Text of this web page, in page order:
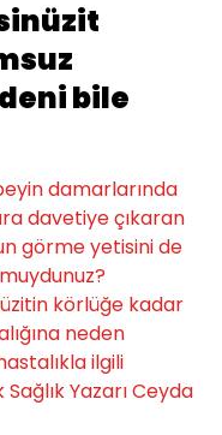
bile
damarlarında
davetiye çıkaran
görme yetisini de
körlüğe kadar
neden
ilgili
Yazarı Ceyda